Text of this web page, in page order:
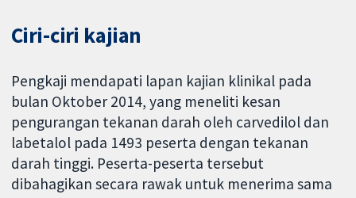
Ciri-ciri kajian
Pengkaji mendapati lapan kajian klinikal pada
bulan Oktober 2014, yang meneliti kesan
pengurangan tekanan darah oleh carvedilol dan
labetalol pada 1493 peserta dengan tekanan
darah tinggi. Peserta-peserta tersebut
dibahagikan secara rawak untuk menerima sama